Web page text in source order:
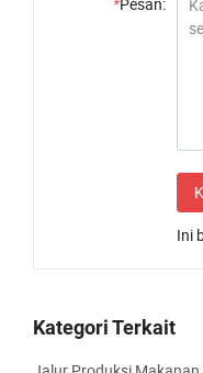
Ini
Kategori Terkait